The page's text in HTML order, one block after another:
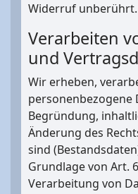
Widerruf unberührt.
Verarbeiten
und
Wir erheben,
personenbezogene
Begründung,
Änderung des
sind
Grundlage von Art.
Verarbeitung von